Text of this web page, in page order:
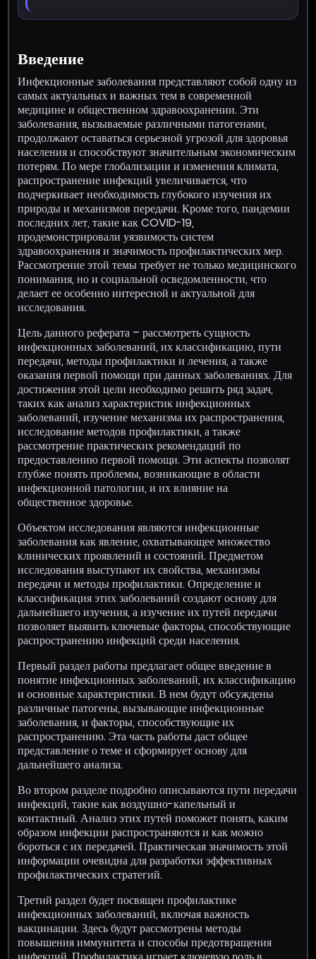
Введение
Инфекционные заболевания представляют собой одну из
самых актуальных и важных тем в современной
медицине и общественном здравоохранении. Эти
заболевания, вызываемые различными патогенами,
продолжают оставаться серьезной угрозой для здоровья
населения и способствуют значительным экономическим
потерям. По мере глобализации и изменения климата,
распространение инфекций увеличивается, что
подчеркивает необходимость глубокого изучения их
природы и механизмов передачи. Кроме того, пандемии
последних лет, такие как COVID-19,
продемонстрировали уязвимость систем
здравоохранения и значимость профилактических мер.
Рассмотрение этой темы требует не только медицинского
понимания, но и социальной осведомленности, что
делает ее особенно интересной и актуальной для
исследования.
Цель данного реферата – рассмотреть сущность
инфекционных заболеваний, их классификацию, пути
передачи, методы профилактики и лечения, а также
оказания первой помощи при данных заболеваниях. Для
достижения этой цели необходимо решить ряд задач,
таких как анализ характеристик инфекционных
заболеваний, изучение механизма их распространения,
исследование методов профилактики, а также
рассмотрение практических рекомендаций по
предоставлению первой помощи. Эти аспекты позволят
глубже понять проблемы, возникающие в области
инфекционной патологии, и их влияние на
общественное здоровье.
Объектом исследования являются инфекционные
заболевания как явление, охватывающее множество
клинических проявлений и состояний. Предметом
исследования выступают их свойства, механизмы
передачи и методы профилактики. Определение и
классификация этих заболеваний создают основу для
дальнейшего изучения, а изучение их путей передачи
позволяет выявить ключевые факторы, способствующие
распространению инфекций среди населения.
Первый раздел работы предлагает общее введение в
понятие инфекционных заболеваний, их классификацию
и основные характеристики. В нем будут обсуждены
различные патогены, вызывающие инфекционные
заболевания, и факторы, способствующие их
распространению. Эта часть работы даст общее
представление о теме и сформирует основу для
дальнейшего анализа.
Во втором разделе подробно описываются пути передачи
инфекций, такие как воздушно-капельный и
контактный. Анализ этих путей поможет понять, каким
образом инфекции распространяются и как можно
бороться с их передачей. Практическая значимость этой
информации очевидна для разработки эффективных
профилактических стратегий.
Третий раздел будет посвящен профилактике
инфекционных заболеваний, включая важность
вакцинации. Здесь будут рассмотрены методы
повышения иммунитета и способы предотвращения